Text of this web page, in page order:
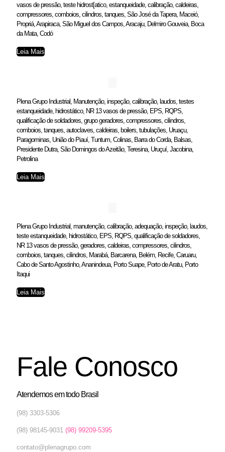
vasos de pressão, teste hidrost[atico, estanqueidade, calibração, caldeiras,
compressores, comboios, cilindros, tanques, São José da Tapera, Maceió,
Propriá, Arapiraca, São Miguel dos Campos, Aracaju, Delmiro Gouveia, Boca
da Mata, Codó
Leia Mais
Plena Grupo Industrial, Manutenção, inspeção, calibração, laudos, testes
estanqueidade, hidrostático, NR 13 vasos de pressão, EPS, RQPS,
qualificação de soldadores, grupo geradores, compressores, cilindros,
comboios, tanques, autoclaves, caldeiras, boilers, tubulações, Uruaçu,
Paragominas, União do Piauí, Tuntum, Colinas, Barra do Corda, Balsas,
Presidente Dutra, São Domingos do Azeitão, Teresina, Uruçuí, Jacobina,
Petrolina
Leia Mais
Plena Grupo Industrial, manutenção, calibração, adequação, inspeção, laudos,
teste estanqueidade, hidrostático, EPS, RQPS, qualificação de soldadores,
NR 13 vasos de pressão, geradores, caldeiras, compressores, cilindros,
comboios, tanques, cilindros, Marabá, Barcarena, Belém, Recife, Caruaru,
Cabo de Santo Agostinho, Ananindeua, Porto Suape, Porto de Aratu, Porto
Itaqui
Leia Mais
Fale Conosco
Atendemos em todo Brasil
(98) 3303-5306
(98) 98145-9031 (98) 99209-5395
contato@plenagrupo.com